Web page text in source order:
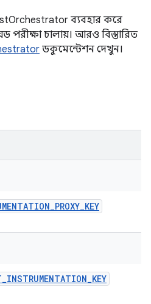
ব্যবহার করে
পরীক্ষা চালায়। আরও বিস্তারিত
ডকুমেন্টেশন দেখুন।
_PROXY_KEY
_INSTRUMENTATION_KEY